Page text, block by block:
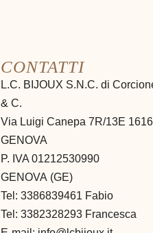
CONTATTI
L.C. BIJOUX S.N.C. di
& C.
Via Luigi Canepa 7R/13E
GENOVA
P. IVA 01212530990
GENOVA (GE)
Tel:3386839461 Fabio
Tel: 3382328293 Francesca